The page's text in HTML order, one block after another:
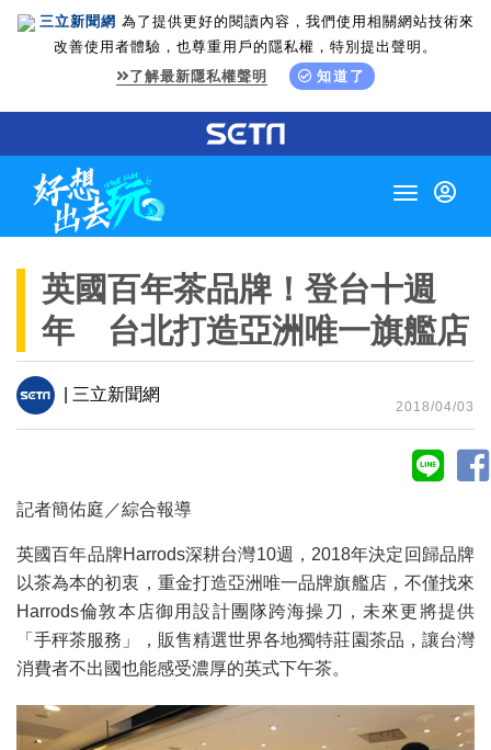
三立新聞網 為了提供更好的閱讀內容，我們使用相關網站技術來
改善使用者體驗，也尊重用戶的隱私權，特別提出聲明。
了解最新隱私權聲明
知道了
Toggle
英國百年茶品牌！登台十週
年 台北打造亞洲唯一旗艦店
| 三立新聞網
2018/04/03
記者簡佑庭／綜合報導
英國百年品牌Harrods深耕台灣10週，2018年決定回歸品牌
以茶為本的初衷，重金打造亞洲唯一品牌旗艦店，不僅找來
Harrods倫敦本店御用設計團隊跨海操刀，未來更將提供
「手秤茶服務」，販售精選世界各地獨特莊園茶品，讓台灣
消費者不出國也能感受濃厚的英式下午茶。